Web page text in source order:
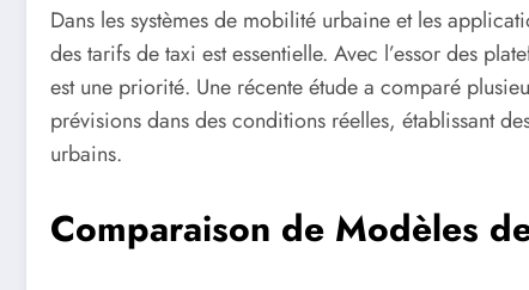
Dans les systèmes de mobilité urbaine et les
des tarifs de taxi est essentielle. Avec l’essor des
est une priorité. Une récente étude a comparé
prévisions dans des conditions réelles, établissant
urbains.
Comparaison de Modèles